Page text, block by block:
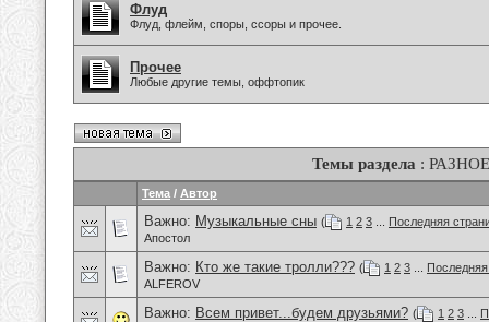
Флуд
Флуд, флейм, споры, ссоры и прочее.
Прочее
Любые другие темы, оффтопик
Темы раздела : РАЗНОЕ
Тема / Автор
Важно: Музыкальные сны ( 1 2 3
Последняя
Апостол
Важно: Кто же такие тролли??? ( 1 2 3
ALFEROV
Важно: Всем привет...будем друзьями? ( 1 2 3